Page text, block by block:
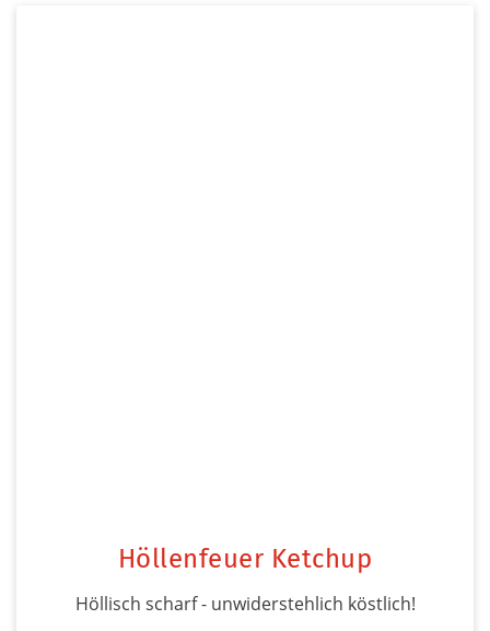
Höllenfeuer Ketchup
Höllisch scharf - unwiderstehlich köstlich!